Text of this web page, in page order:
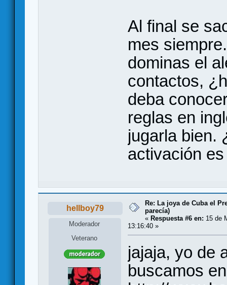
Al final se
mes
dominas el
contactos,
deba
reglas en
jugarla bien.
activación
hellboy79
Moderador
Veterano
Re: La joya de Cuba el
parecía)
« Respuesta #6 en: 15 de
13:16:40 »
jajaja, yo de
buscamos